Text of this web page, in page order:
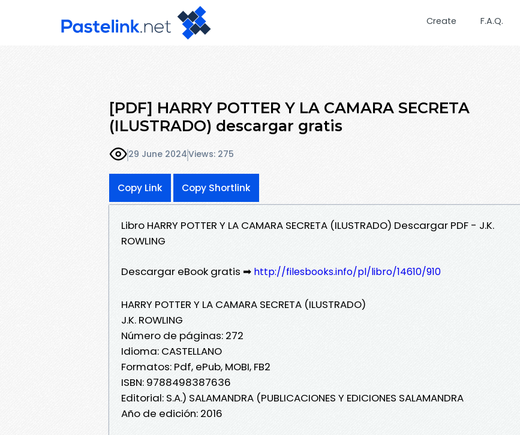
Create F.A.Q.
[PDF] HARRY POTTER Y LA CAMARA SECRETA
(ILUSTRADO) descargar gratis
29 June 2024Views: 275
Copy Link Copy Shortlink
Libro HARRY POTTER Y LA CAMARA SECRETA (ILUSTRADO) Descargar PDF - J.K.
ROWLING
Descargar eBook gratis ➡ http://filesbooks.info/pl/libro/14610/910
HARRY POTTER Y LA CAMARA SECRETA (ILUSTRADO)
J.K. ROWLING
Número de páginas: 272
Idioma: CASTELLANO
Formatos: Pdf, ePub, MOBI, FB2
ISBN: 9788498387636
Editorial: S.A.) SALAMANDRA (PUBLICACIONES Y EDICIONES SALAMANDRA
Año de edición: 2016